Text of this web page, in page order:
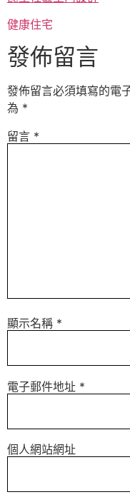
健康住宅
發佈留言
發佈留言必須填寫的電
為 *
留言 *
顯示名稱 *
電子郵件地址 *
個人網站網址